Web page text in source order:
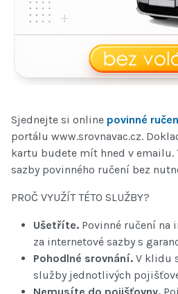
Sjednejte si online povinné
portálu www.srovnavac.cz.
kartu budete mít hned v emailu.
sazby povinného ručení bez
PROČ VYUŽÍT TÉTO SLUŽBY?
Ušetříte. Povinné ručení na
za internetové sazby s
Pohodlné srovnání. V klidu
služby jednotlivých